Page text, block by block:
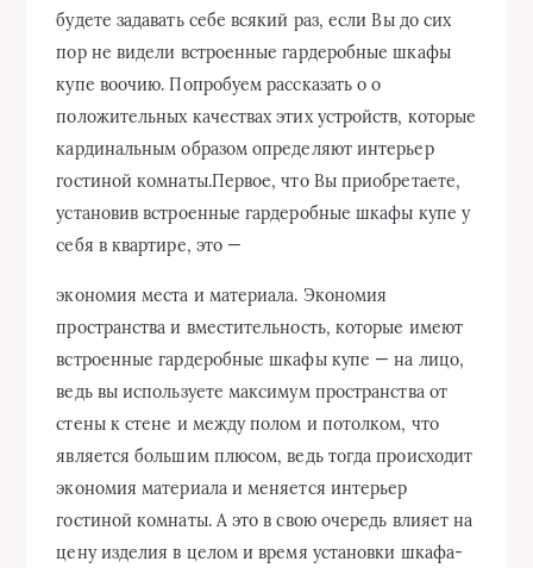
будете задавать себе всякий раз, если Вы до сих
пор не видели встроенные гардеробные шкафы
купе воочию. Попробуем рассказать о о
положительных качествах этих устройств, которые
кардинальным образом определяют интерьер
гостиной комнаты.Первое, что Вы приобретаете,
установив встроенные гардеробные шкафы купе у
себя в квартире, это —
экономия места и материала. Экономия
пространства и вместительность, которые имеют
встроенные гардеробные шкафы купе — на лицо,
ведь вы используете максимум пространства от
стены к стене и между полом и потолком, что
является большим плюсом, ведь тогда происходит
экономия материала и меняется интерьер
гостиной комнаты. А это в свою очередь влияет на
цену изделия в целом и время установки шкафа-